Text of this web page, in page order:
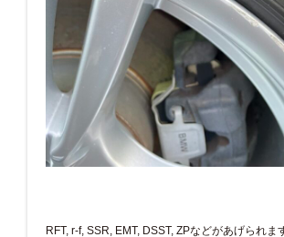
RFT, r-f, SSR, EMT, DSST, ZPなどがあげられま